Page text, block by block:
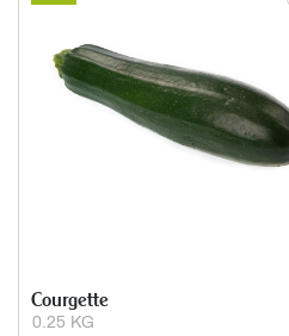
0.25 KG
Courgette